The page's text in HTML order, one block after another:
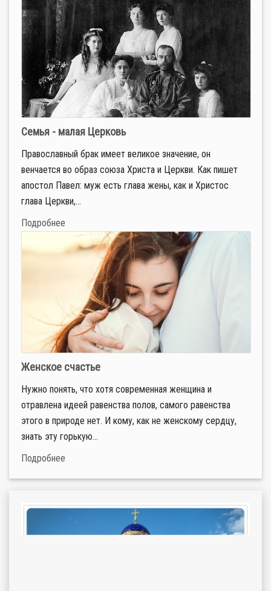
Семья - малая Церковь
Православный брак имеет великое значение, он
венчается во образ союза Христа и Церкви. Как пишет
апостол Павел: муж есть глава жены, как и Христос
глава Церкви,...
Подробнее
Женское счастье
Нужно понять, что хотя современная женщина и
отравлена идеей равенства полов, самого равенства
этого в природе нет. И кому, как не женскому сердцу,
знать эту горькую...
Подробнее